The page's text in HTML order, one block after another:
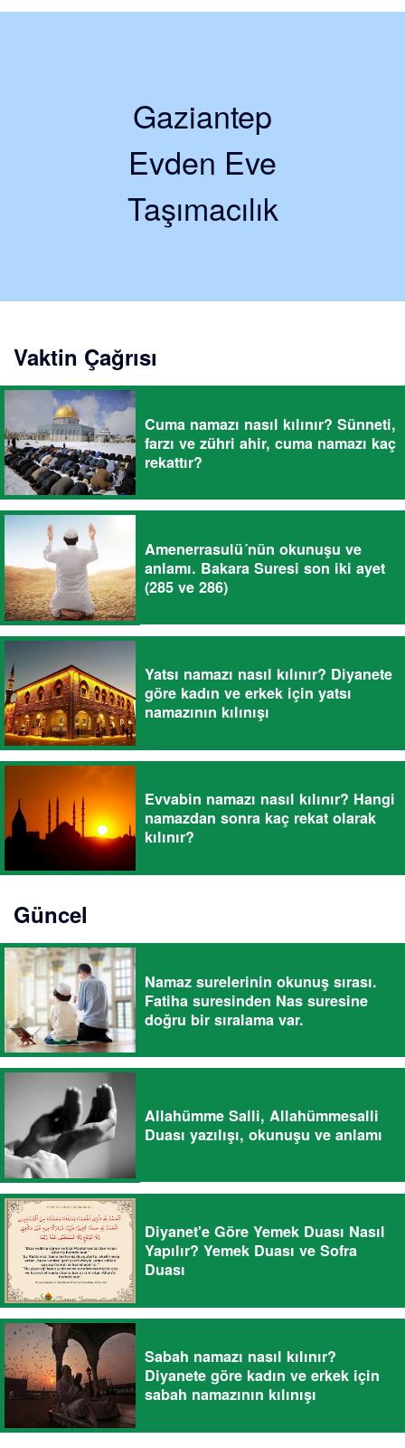
Gaziantep
Evden Eve
Taşımacılık
Vaktin Çağrısı
Cuma namazı nasıl kılınır? Sünneti,
farzı ve zühri ahir, cuma namazı kaç
rekattır?
Amenerrasulü´nün okunuşu ve
anlamı. Bakara Suresi son iki ayet
(285 ve 286)
Yatsı namazı nasıl kılınır? Diyanete
göre kadın ve erkek için yatsı
namazının kılınışı
Evvabin namazı nasıl kılınır? Hangi
namazdan sonra kaç rekat olarak
kılınır?
Güncel
Namaz surelerinin okunuş sırası.
Fatiha suresinden Nas suresine
doğru bir sıralama var.
Allahümme Salli, Allahümmesalli
Duası yazılışı, okunuşu ve anlamı
Diyanet'e Göre Yemek Duası Nasıl
Yapılır? Yemek Duası ve Sofra
Duası
Sabah namazı nasıl kılınır?
Diyanete göre kadın ve erkek için
sabah namazının kılınışı